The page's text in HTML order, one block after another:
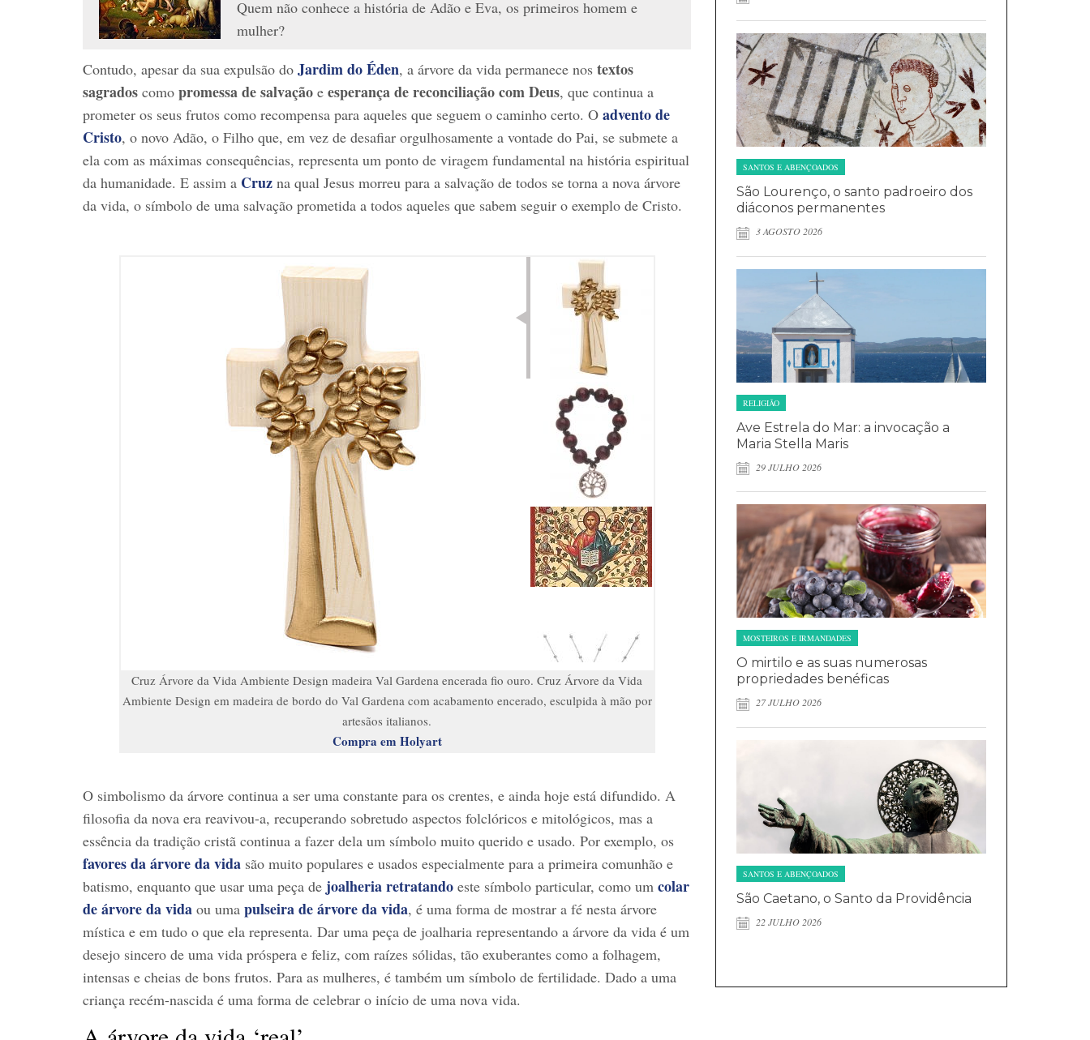
Quem não conhece a história de Adão e Eva, os primeiros homem e
mulher?
Contudo, apesar da sua expulsão do Jardim do Éden, a árvore da vida permanece nos textos
sagrados como promessa de salvação e esperança de reconciliação com Deus, que continua a
prometer os seus frutos como recompensa para aqueles que seguem o caminho certo. O advento de
Cristo, o novo Adão, o Filho que, em vez de desafiar orgulhosamente a vontade do Pai, se submete a
ela com as máximas consequências, representa um ponto de viragem fundamental na história espiritual
da humanidade. E assim a Cruz na qual Jesus morreu para a salvação de todos se torna a nova árvore
da vida, o símbolo de uma salvação prometida a todos aqueles que sabem seguir o exemplo de Cristo.
Cruz Árvore da Vida Ambiente Design madeira Val Gardena encerada fio ouro. Cruz Árvore da Vida
Ambiente Design em madeira de bordo do Val Gardena com acabamento encerado, esculpida à mão por
artesãos italianos.
Compra em Holyart
O simbolismo da árvore continua a ser uma constante para os crentes, e ainda hoje está difundido. A
filosofia da nova era reavivou-a, recuperando sobretudo aspectos folclóricos e mitológicos, mas a
essência da tradição cristã continua a fazer dela um símbolo muito querido e usado. Por exemplo, os
favores da árvore da vida são muito populares e usados especialmente para a primeira comunhão e
batismo, enquanto que usar uma peça de joalheria retratando este símbolo particular, como um colar
de árvore da vida ou uma pulseira de árvore da vida, é uma forma de mostrar a fé nesta árvore
mística e em tudo o que ela representa. Dar uma peça de joalharia representando a árvore da vida é um
desejo sincero de uma vida próspera e feliz, com raízes sólidas, tão exuberantes como a folhagem,
intensas e cheias de bons frutos. Para as mulheres, é também um símbolo de fertilidade. Dado a uma
criança recém-nascida é uma forma de celebrar o início de uma nova vida.
SANTOS E ABENÇOADOS
São Lourenço, o santo padroeiro dos
diáconos permanentes
3 AGOSTO 2026
RELIGIÃO
Ave Estrela do Mar: a invocação a
Maria Stella Maris
29 JULHO 2026
MOSTEIROS E IRMANDADES
O mirtilo e as suas numerosas
propriedades benéficas
27 JULHO 2026
SANTOS E ABENÇOADOS
São Caetano, o Santo da Providência
22 JULHO 2026